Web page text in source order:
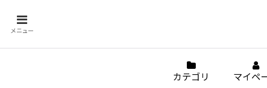
メニュー
カテゴリ マイペ